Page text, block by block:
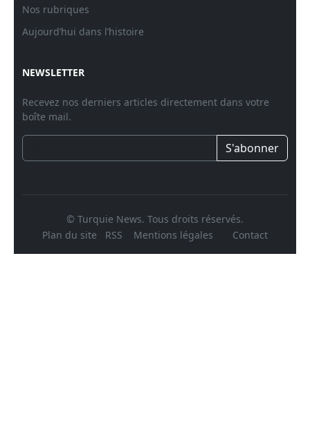
Nos rubriques
Aujourd’hui dans l’histoire
NEWSLETTER
Recevez nos derniers articles directement dans votre
boîte mail.
S'abonner
© Turquie News. Tous droits réservés.
Plan du site
RSS Mentions légales Contact